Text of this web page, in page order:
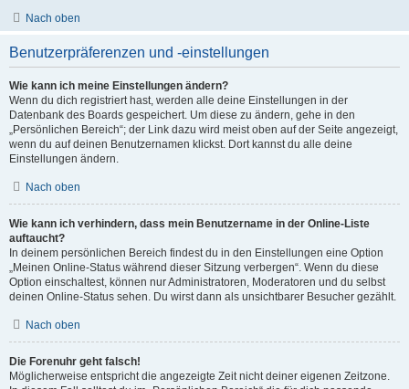
Nach oben
Benutzerpräferenzen und -einstellungen
Wie kann ich meine Einstellungen ändern?
Wenn du dich registriert hast, werden alle deine Einstellungen in der
Datenbank des Boards gespeichert. Um diese zu ändern, gehe in den
„Persönlichen Bereich“; der Link dazu wird meist oben auf der Seite angezeigt,
wenn du auf deinen Benutzernamen klickst. Dort kannst du alle deine
Einstellungen ändern.
Nach oben
Wie kann ich verhindern, dass mein Benutzername in der Online-Liste
auftaucht?
In deinem persönlichen Bereich findest du in den Einstellungen eine Option
„Meinen Online-Status während dieser Sitzung verbergen“. Wenn du diese
Option einschaltest, können nur Administratoren, Moderatoren und du selbst
deinen Online-Status sehen. Du wirst dann als unsichtbarer Besucher gezählt.
Nach oben
Die Forenuhr geht falsch!
Möglicherweise entspricht die angezeigte Zeit nicht deiner eigenen Zeitzone.